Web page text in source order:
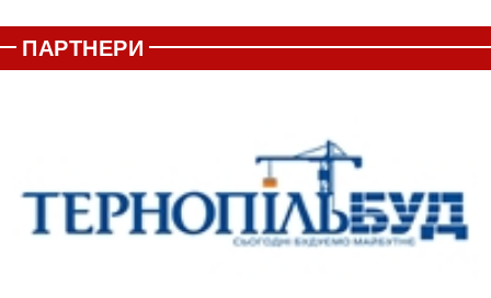
ПАРТНЕРИ